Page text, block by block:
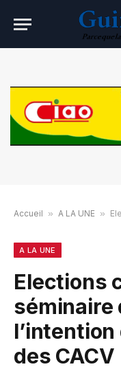
Accueil » A LA UNE »
A LA UNE
Elections
séminaire
des CACV